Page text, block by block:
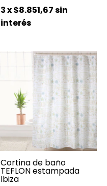
3x$8.851,67sin
interés
Cortina de baño
TEFLON estampada
Ibiza